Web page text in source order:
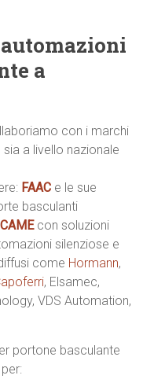
a
con i marchi
a livello nazionale
FAAC e le sue
basculanti
CAME con soluzioni
silenziose e
come Hormann,
, Elsamec,
VDS Automation,
portone basculante